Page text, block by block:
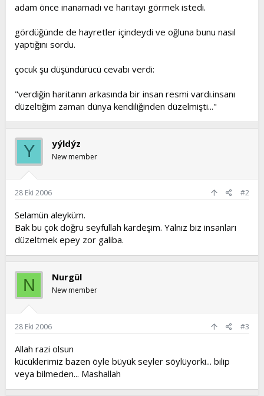
adam önce inanamadı ve haritayı görmek istedi.
gördüğünde de hayretler içindeydi ve oğluna bunu nasıl
yaptığını sordu.
çocuk şu düşündürücü cevabı verdi:
"verdiğin haritanın arkasında bir insan resmi vardı.insanı
düzeltiğim zaman dünya kendiliğinden düzelmişti..."
Y yýldýz
New member
28 Eki 2006 #2
Selamün aleyküm.
Bak bu çok doğru seyfullah kardeşim. Yalnız biz insanları
düzeltmek epey zor galiba.
N Nurgül
New member
28 Eki 2006 #3
Allah razi olsun
kücüklerimiz bazen öyle büyük seyler söylüyorki... bilip
veya bilmeden... Mashallah